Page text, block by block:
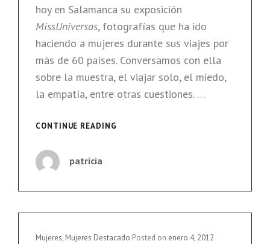
hoy en Salamanca su exposición
MissUniversos, fotografías que ha ido
haciendo a mujeres durante sus viajes por
más de 60 países. Conversamos con ella
sobre la muestra, el viajar solo, el miedo,
la empatía, entre otras cuestiones. …
CONTINUE READING
PONERTE
patricia
Cat
Mujeres, Mujeres Destacado Posted on enero 4, 2012